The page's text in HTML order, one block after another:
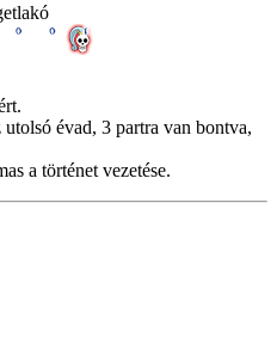
évad, 3 partra van bontva,
a történet vezetése.